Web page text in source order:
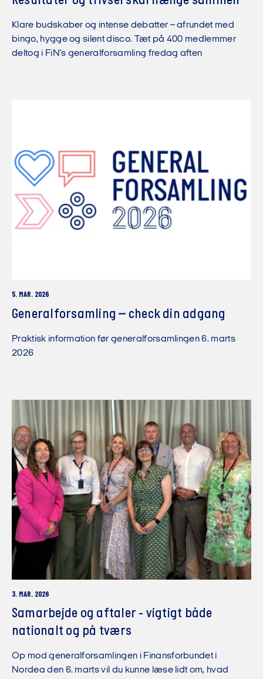
Klare budskaber og intense debatter – afrundet med
bingo, hygge og silent disco. Tæt på 400 medlemmer
deltog i FiN's generalforsamling fredag aften
5. MAR. 2026
Generalforsamling – check din adgang
Praktisk information før generalforsamlingen 6. marts
2026
3. MAR. 2026
Samarbejde og aftaler - vigtigt både
nationalt og på tværs
Op mod generalforsamlingen i Finansforbundet i
Nordea den 6. marts vil du kunne læse lidt om, hvad